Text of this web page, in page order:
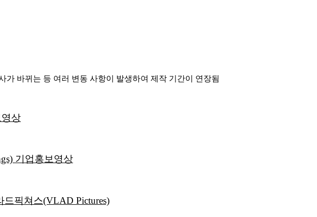
가 바뀌는 등 여러 변동 사항이 발생하여 제작 기간이 연장됨
상
기업홍보영상
드픽쳐스(VLAD Pictures)